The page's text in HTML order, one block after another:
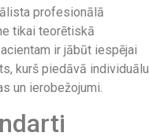
profesionālā
tikai teorētiskā
ir jābūt iespējai
kurš piedāvā individuālu
un ierobežojumi.